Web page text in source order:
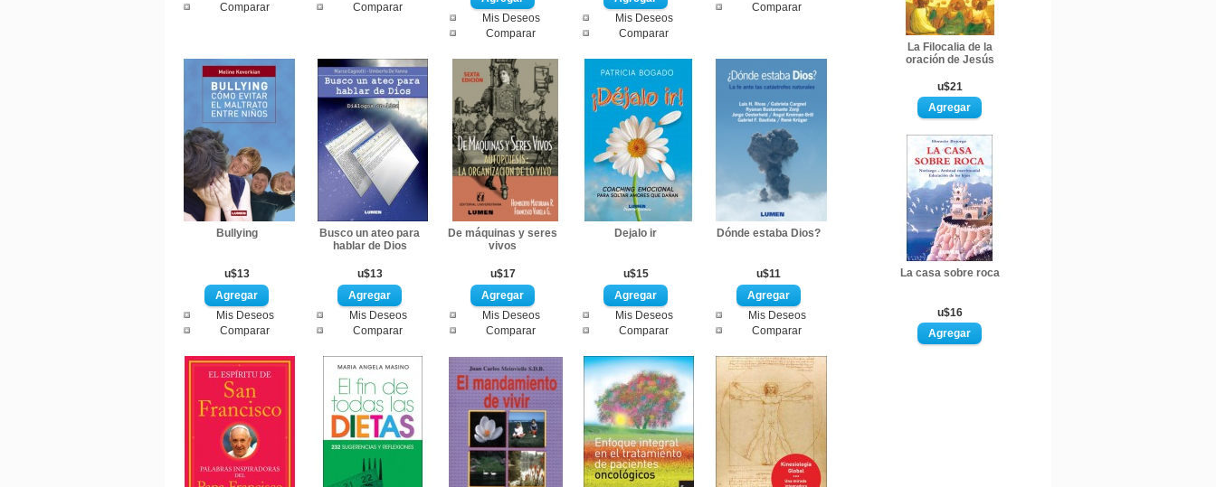
La Filocalia de la
oración de Jesús
u$21
La casa sobre roca
u$16
Comparar
Comparar
Mis Deseos
Comparar
Mis Deseos
Comparar
Comparar
Bullying
u$13
Mis Deseos
Comparar
Busco un ateo para
hablar de Dios
u$13
Mis Deseos
Comparar
De máquinas y seres
vivos
u$17
Mis Deseos
Comparar
Dejalo ir
u$15
Mis Deseos
Comparar
Dónde estaba Dios?
u$11
Mis Deseos
Comparar